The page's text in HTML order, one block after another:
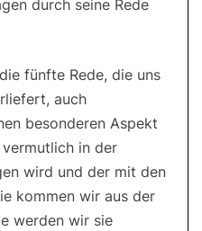
durch seine Rede
fünfte Rede, die uns
auch
besonderen Aspekt
in der
wird und der mit den
kommen wir aus der
werden wir sie